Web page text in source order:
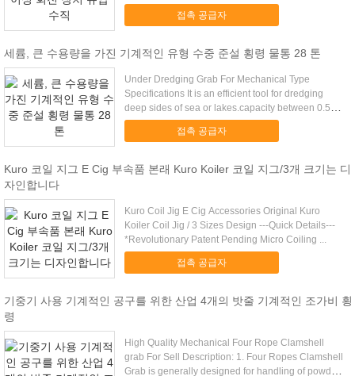
clamping ...
접촉 공급자
세륨, 큰 수용량을 가진 기계적인 유형 수중 준설 횡령 물통 28 톤
Under Dredging Grab For Mechanical Type
Specifications It is an efficient tool for dredging
deep sides of sea or lakes.capacity between 0.5
m3 up to 5 ...
접촉 공급자
Kuro 코일 지그 E Cig 부속품 본래 Kuro Koiler 코일 지그/3개 크기는 디
자인합니다
Kuro Coil Jig E Cig Accessories Original Kuro
Koiler Coil Jig / 3 Sizes Design ---Quick Details---
*Revolutionary Patent Pending Micro Coiling ...
접촉 공급자
기중기 사용 기계적인 공구를 위한 산업 4개의 밧줄 기계적인 조가비 횡
령
High Quality Mechanical Four Rope Clamshell
grab For Sell Description: 1. Four Ropes Clamshell
Grab is generally designed for handling of powder